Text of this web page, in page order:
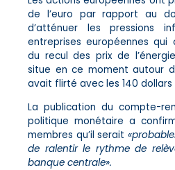
de l’euro par rapport au
d’atténuer les pressions
entreprises européennes
du recul des prix de
situe en ce moment autour
avait flirté avec les 140
La publication du compte-
politique monétaire a
membres qu’il serait
de ralentir le rythme de
banque centrale».